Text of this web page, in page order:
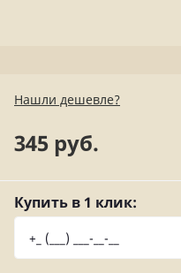
Нашли дешевле?
345 руб.
Купить в 1 клик: